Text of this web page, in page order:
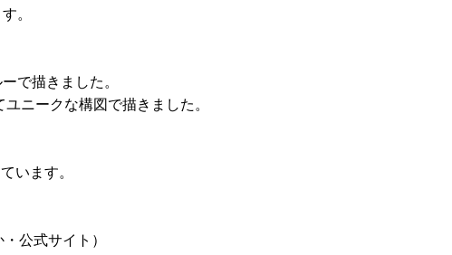
。
で描きました。
ニークな構図で描きました。
います。
公式サイト）